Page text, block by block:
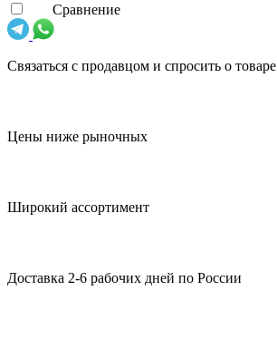
Сравнение
Связаться с продавцом и спросить о товаре
Цены ниже рыночных
Широкий ассортимент
Доставка 2-6 рабочих дней по России